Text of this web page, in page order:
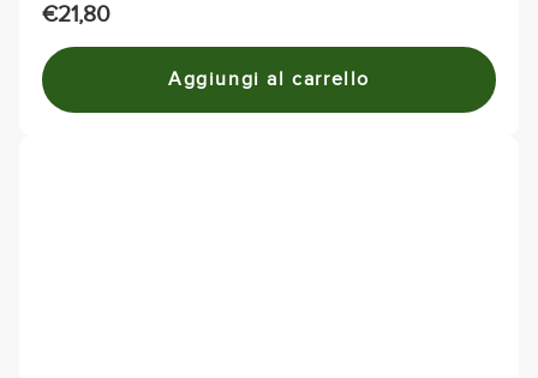
€21,80
Aggiungi al carrello